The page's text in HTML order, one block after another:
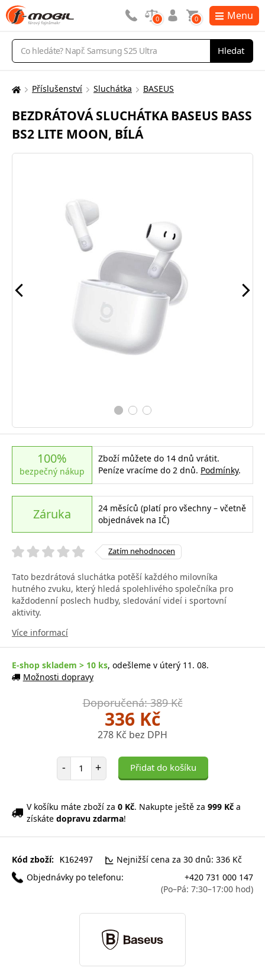
Vyhledávání
Hledat
0 0 Menu
Zde
nacházíte:
Příslušenství Sluchátka BASEUS
BEZDRÁTOVÁ SLUCHÁTKA BASEUS BASS
BS2 LITE MOON, BÍLÁ
100%
bezpečný nákup
Zboží můžete do 14 dnů vrátit.
Peníze vracíme do 2 dnů. Podmínky.
Záruka
24 měsíců (platí pro všechny – včetně
objednávek na IČ)
Zatím nehodnocen
Tato bezdrátová sluchátka potěší každého milovníka
hutného zvuku, který hledá spolehlivého společníka pro
každodenní poslech hudby, sledování videí i sportovní
aktivity.
Více informací
E-shop skladem > 10 ks, odešleme v úterý 11. 08.
Možnosti dopravy
Doporučená: 389 Kč
336 Kč
278 Kč bez DPH
- Počet položek
+ Přidat do košíku
V košíku máte zboží za 0 Kč. Nakupte ještě za 999 Kč a
získáte dopravu zdarma!
Kód zboží: K162497
Nejnižší cena za 30 dnů: 336 Kč
Objednávky po telefonu:
+420 731 000 147
(Po–Pá: 7:30–17:00 hod)